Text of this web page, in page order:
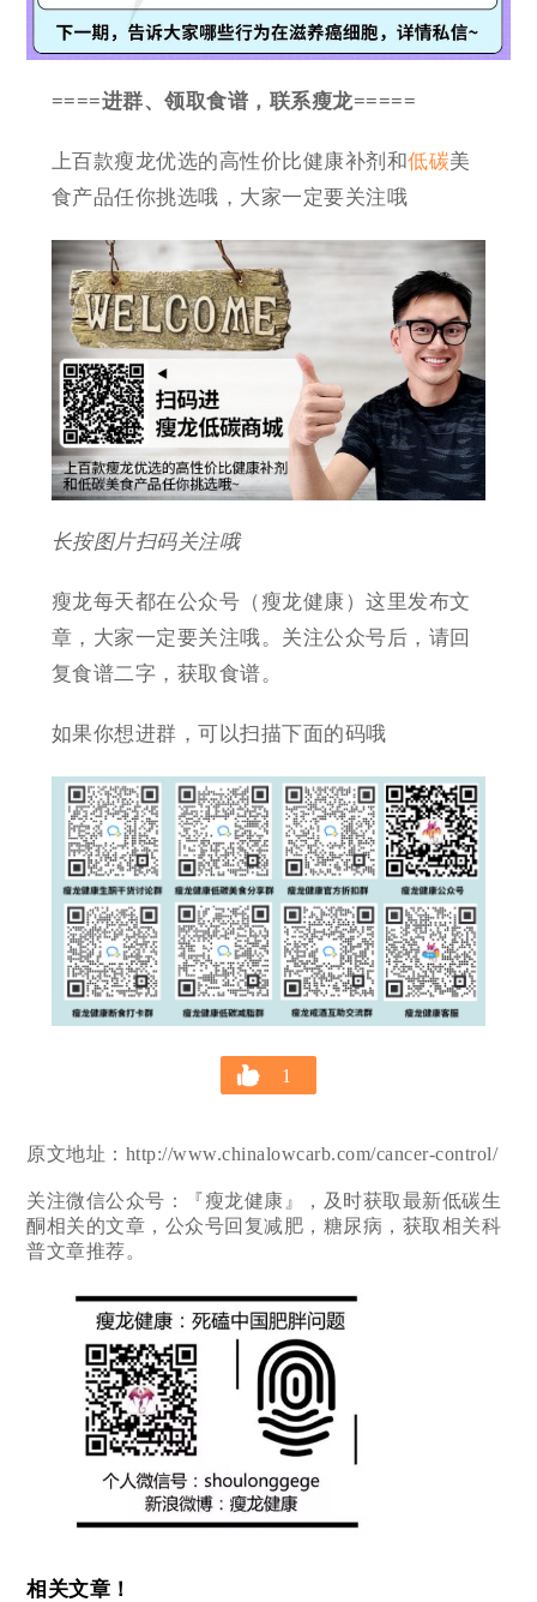
====进群、领取食谱，联系瘦龙=====
上百款瘦龙优选的高性价比健康补剂和低碳美
食产品任你挑选哦，大家一定要关注哦
长按图片扫码关注哦
瘦龙每天都在公众号（瘦龙健康）这里发布文
章，大家一定要关注哦。关注公众号后，请回
复食谱二字，获取食谱。
如果你想进群，可以扫描下面的码哦
1
原文地址：http://www.chinalowcarb.com/cancer-control/
关注微信公众号：『瘦龙健康』，及时获取最新低碳生
酮相关的文章，公众号回复减肥，糖尿病，获取相关科
普文章推荐。
相关文章！